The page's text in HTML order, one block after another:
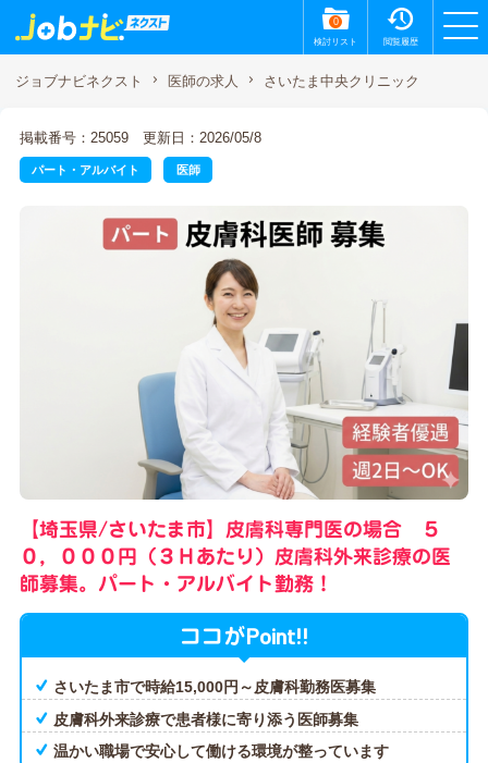
0
検討リスト 閲覧履歴
ジョブナビネクスト 医師の求人 さいたま中央クリニック
掲載番号：25059 更新日：2026/05/8
パート・アルバイト 医師
【埼玉県/さいたま市】皮膚科専門医の場合 ５
０，０００円（３Ｈあたり）皮膚科外来診療の医
師募集。パート・アルバイト勤務！
ココがPoint!!
さいたま市で時給15,000円～皮膚科勤務医募集
皮膚科外来診療で患者様に寄り添う医師募集
温かい職場で安心して働ける環境が整っています